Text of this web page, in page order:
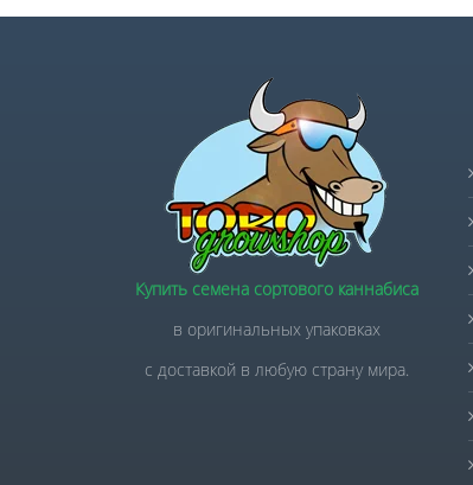
Купить семена сортового каннабиса
в оригинальных упаковках
с доставкой в любую страну мира.